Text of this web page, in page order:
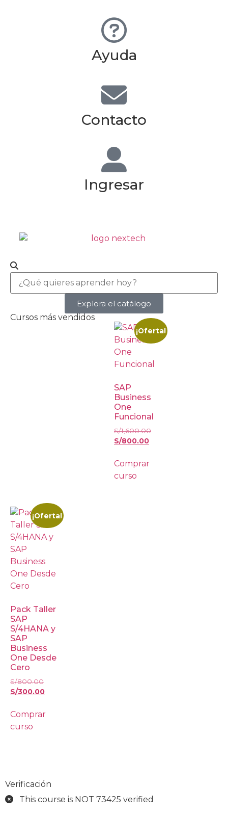
Ayuda
Contacto
Ingresar
Explora el catálogo
Cursos más vendidos
¡Oferta!
SAP
Business
One
Funcional
S/1,600.00
S/800.00
Comprar
curso
¡Oferta!
Pack Taller
SAP
S/4HANA y
SAP
Business
One Desde
Cero
S/800.00
S/300.00
Comprar
curso
Verificación
This course is NOT 73425 verified